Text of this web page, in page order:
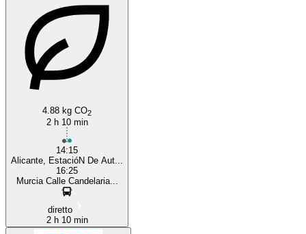
4.88 kg CO2
2 h 10 min
14:15
Alicante, EstacióN De Aut...
16:25
Murcia Calle Candelaria...
diretto
2 h 10 min